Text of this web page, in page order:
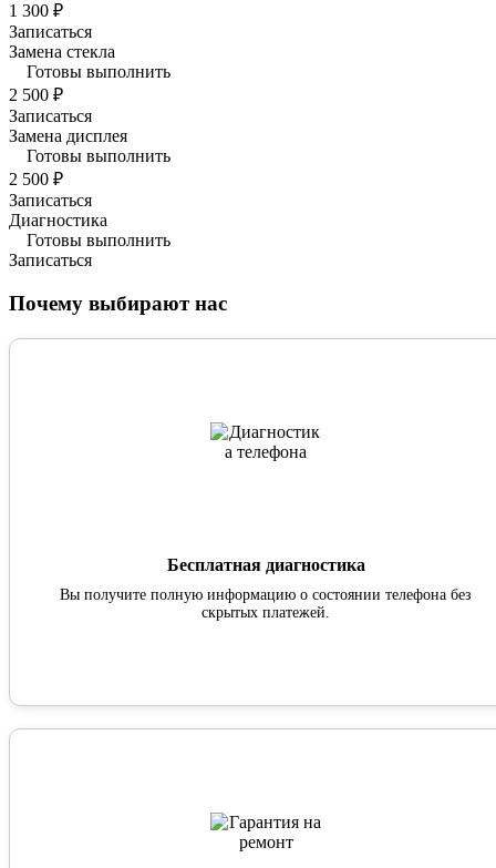
1 300 ₽
Записаться
Замена стекла
Готовы выполнить
2 500 ₽
Записаться
Замена дисплея
Готовы выполнить
2 500 ₽
Записаться
Диагностика
Готовы выполнить
Записаться
Почему выбирают нас
Бесплатная диагностика
Вы получите полную информацию о состоянии телефона без
скрытых платежей.